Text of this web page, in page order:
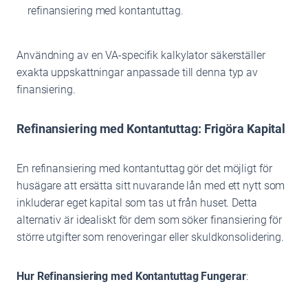
refinansiering med kontantuttag.
Användning av en VA-specifik kalkylator säkerställer
exakta uppskattningar anpassade till denna typ av
finansiering.
Refinansiering med Kontantuttag: Frigöra Kapital
En refinansiering med kontantuttag gör det möjligt för
husägare att ersätta sitt nuvarande lån med ett nytt som
inkluderar eget kapital som tas ut från huset. Detta
alternativ är idealiskt för dem som söker finansiering för
större utgifter som renoveringar eller skuldkonsolidering.
Hur Refinansiering med Kontantuttag Fungerar: